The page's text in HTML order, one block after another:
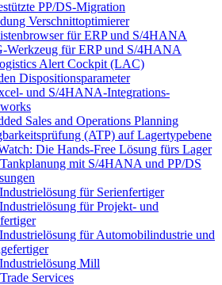
PP/DS-Migration
Verschnittoptimierer
für ERP und S/4HANA
Werkzeug für ERP und S/4HANA
Alert Cockpit (LAC)
Dispositionsparameter
und S/4HANA-Integrations-
Sales and Operations Planning
(ATP) auf Lagertypebene
Die Hands-Free Lösung fürs Lager
mit S/4HANA und PP/DS
für Serienfertiger
für Projekt- und
für Automobilindustrie und
Mill
Services